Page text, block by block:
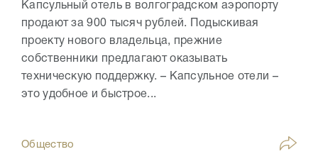
Капсульный отель в волгоградском аэропорту
продают за 900 тысяч рублей. Подыскивая
проекту нового владельца, прежние
собственники предлагают оказывать
техническую поддержку. – Капсульное отели –
это удобное и быстрое...
Общество